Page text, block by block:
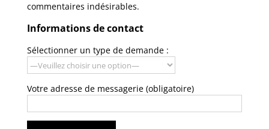
commentaires indésirables.
Informations de contact
Sélectionner un type de demande :
Votre adresse de messagerie (obligatoire)